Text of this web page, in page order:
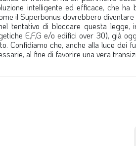
intelligente ed efficace, che
il Superbonus dovrebbero
tentativo di bloccare questa legge,
E,F,G e/o edifici over 30), già
Confidiamo che, anche alla luce dei
al fine di favorire una vera